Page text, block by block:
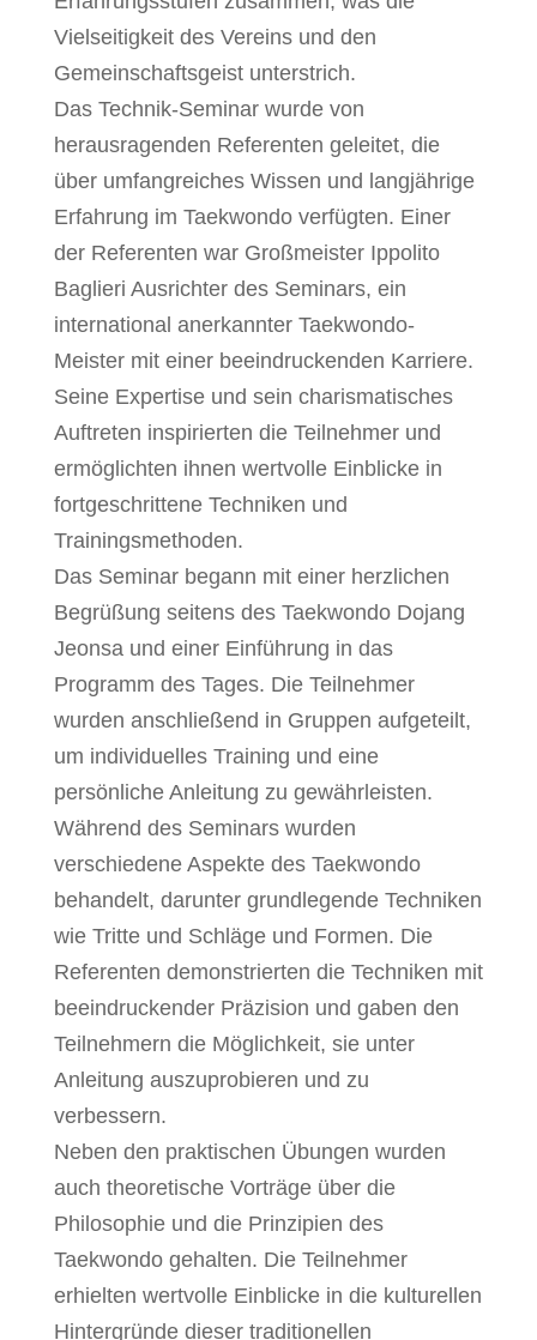
Vielseitigkeit des Vereins und den
Gemeinschaftsgeist unterstrich.
Das Technik-Seminar wurde von
herausragenden Referenten geleitet, die
über umfangreiches Wissen und langjährige
Erfahrung im Taekwondo verfügten. Einer
der Referenten war Großmeister Ippolito
Baglieri Ausrichter des Seminars, ein
international anerkannter Taekwondo-
Meister mit einer beeindruckenden Karriere.
Seine Expertise und sein charismatisches
Auftreten inspirierten die Teilnehmer und
ermöglichten ihnen wertvolle Einblicke in
fortgeschrittene Techniken und
Trainingsmethoden.
Das Seminar begann mit einer herzlichen
Begrüßung seitens des Taekwondo Dojang
Jeonsa und einer Einführung in das
Programm des Tages. Die Teilnehmer
wurden anschließend in Gruppen aufgeteilt,
um individuelles Training und eine
persönliche Anleitung zu gewährleisten.
Während des Seminars wurden
verschiedene Aspekte des Taekwondo
behandelt, darunter grundlegende Techniken
wie Tritte und Schläge und Formen. Die
Referenten demonstrierten die Techniken mit
beeindruckender Präzision und gaben den
Teilnehmern die Möglichkeit, sie unter
Anleitung auszuprobieren und zu
verbessern.
Neben den praktischen Übungen wurden
auch theoretische Vorträge über die
Philosophie und die Prinzipien des
Taekwondo gehalten. Die Teilnehmer
erhielten wertvolle Einblicke in die kulturellen
Hintergründe dieser traditionellen